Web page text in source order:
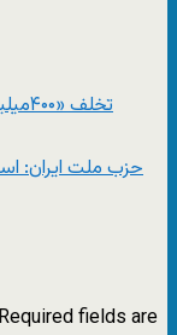
حزب ملت ایران:
Required fields are